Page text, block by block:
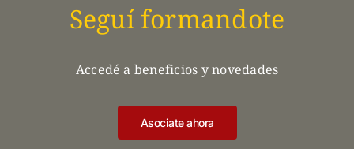
Seguí formandote
Accedé a beneficios y novedades
Asociate ahora